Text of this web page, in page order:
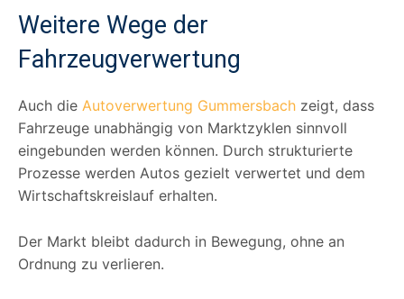
Weitere Wege der
Fahrzeugverwertung
Auch die Autoverwertung Gummersbach zeigt, dass
Fahrzeuge unabhängig von Marktzyklen sinnvoll
eingebunden werden können. Durch strukturierte
Prozesse werden Autos gezielt verwertet und dem
Wirtschaftskreislauf erhalten.
Der Markt bleibt dadurch in Bewegung, ohne an
Ordnung zu verlieren.